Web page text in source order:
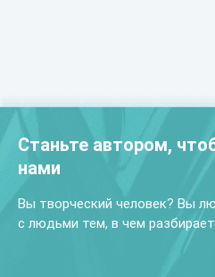
Станьте автором,
нами
Вы творческий человек? Вы
с людьми тем, в чем